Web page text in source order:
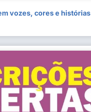
vozes, cores e histórias